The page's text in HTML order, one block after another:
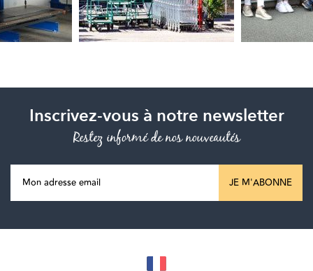
Inscrivez-vous à notre newsletter
Restez informé de nos nouveautés
JE M'ABONNE